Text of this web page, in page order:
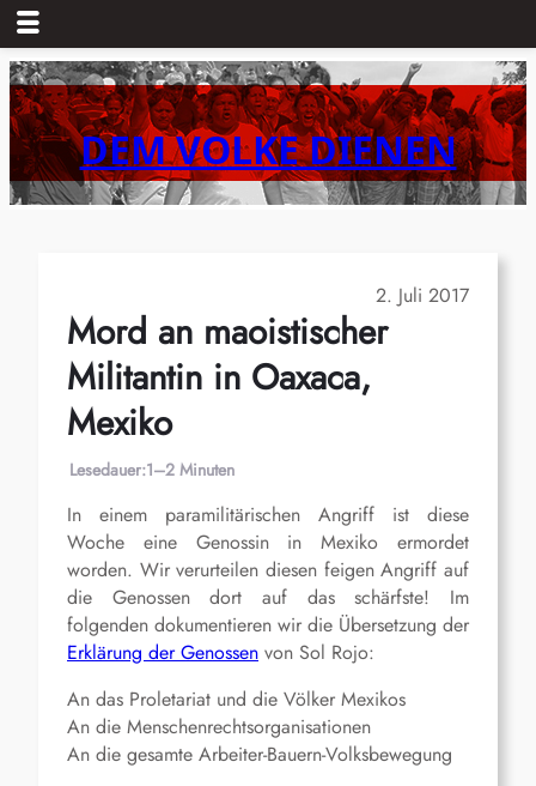
Zum
Inhalt
springenDEM VOLKE DIENEN
2. Juli 2017
Mord an maoistischer
Militantin in Oaxaca,
Mexiko
Lesedauer:1–2 Minuten
In einem paramilitärischen Angriff ist diese
Woche eine Genossin in Mexiko ermordet
worden. Wir verurteilen diesen feigen Angriff auf
die Genossen dort auf das schärfste! Im
folgenden dokumentieren wir die Übersetzung der
Erklärung der Genossen von Sol Rojo:
An das Proletariat und die Völker Mexikos
An die Menschenrechtsorganisationen
An die gesamte Arbeiter-Bauern-Volksbewegung